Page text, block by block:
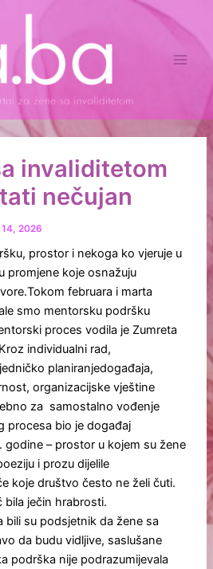
Main
invaliditetom
nečujan
2026
prostor i nekoga ko vjeruje u
promjene koje osnažuju
februara i marta
smo mentorsku podršku
proces vodila je Zumreta
individualni rad,
planiranjedogađaja,
organizacijske vještine
za samostalno vođenje
procesa bio je događaj
– prostor u kojem su žene
i prozu dijelile
koje društvo često ne želi čuti.
bila ječin hrabrosti.
bili su podsjetnik da žene sa
da budu vidljive, saslušane
podrška nije podrazumijevala